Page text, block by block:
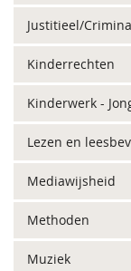
Justitieel/
Kinderrechten
Kinderwerk -
Lezen en
Mediawijsheid
Methoden
Muziek